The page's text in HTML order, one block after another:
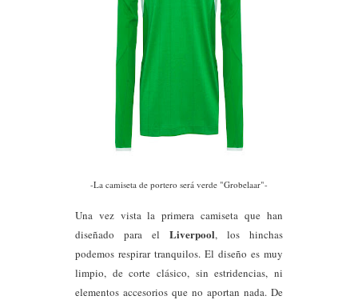
-La camiseta de portero será verde "Grobelaar"-
Una vez vista la primera camiseta que han
diseñado para el Liverpool, los hinchas
podemos respirar tranquilos. El diseño es muy
limpio, de corte clásico, sinestridencias, ni
elementos accesorios que no aportan nada. De